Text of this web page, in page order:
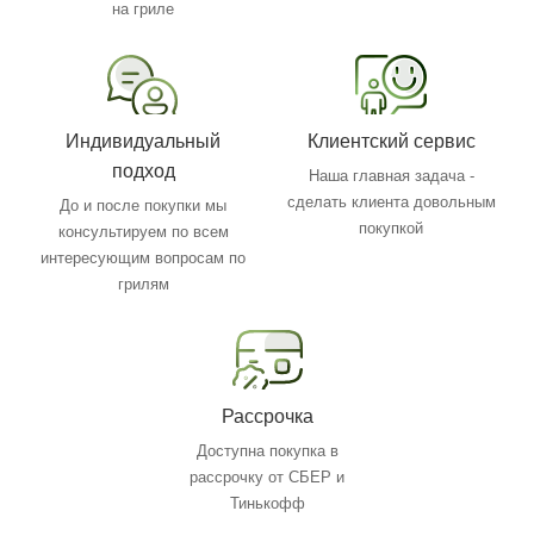
на гриле
Индивидуальный
подход
До и после покупки мы
консультируем по всем
интересующим вопросам по
грилям
Клиентский сервис
Наша главная задача -
сделать клиента довольным
покупкой
Рассрочка
Доступна покупка в
рассрочку от СБЕР и
Тинькофф